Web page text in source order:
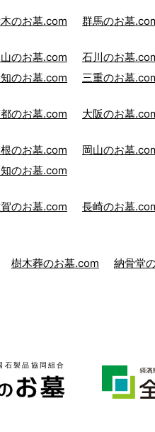
のお墓.com 群馬のお墓
のお墓.com 石川のお墓
のお墓.com 三重のお墓
のお墓.com 大阪のお墓
のお墓.com 岡山のお墓
のお墓.com
のお墓.com 長崎のお墓
樹木葬のお墓.com 納骨堂